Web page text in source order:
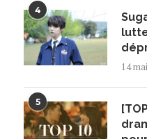
4
14
5